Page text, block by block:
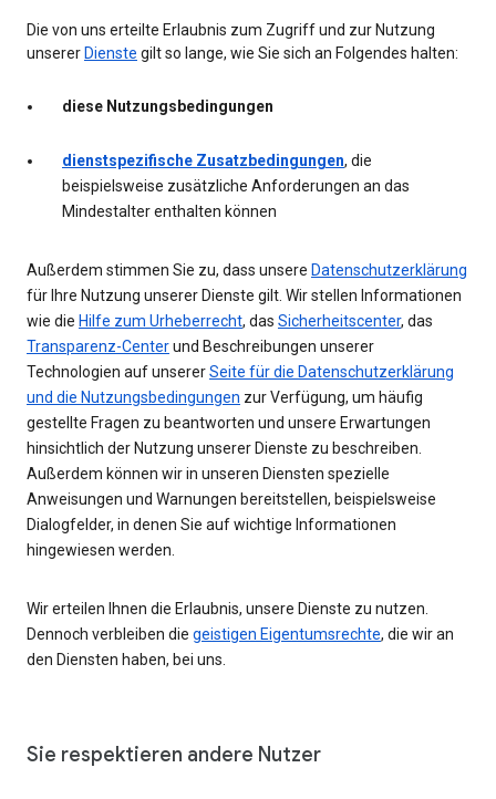
Die von uns erteilte Erlaubnis zum Zugriff und zur Nutzung
unsererDienste gilt so lange, wie Sie sich an Folgendes halten:
diese Nutzungsbedingungen
dienstspezifische Zusatzbedingungen, die
beispielsweise zusätzliche Anforderungen an das
Mindestalter enthalten können
Außerdem stimmen Sie zu, dass unsere Datenschutzerklärung
für Ihre Nutzung unserer Dienste gilt. Wir stellen Informationen
wie die Hilfe zum Urheberrecht, das Sicherheitscenter, das
Transparenz-Centerund Beschreibungen unserer
Technologien auf unsererSeite für die Datenschutzerklärung
und die Nutzungsbedingungen zur Verfügung, um häufig
gestellte Fragen zu beantworten und unsere Erwartungen
hinsichtlich der Nutzung unserer Dienste zu beschreiben.
Außerdem können wir in unseren Diensten spezielle
Anweisungen und Warnungen bereitstellen, beispielsweise
Dialogfelder, in denen Sie auf wichtige Informationen
hingewiesen werden.
Wir erteilen Ihnen die Erlaubnis, unsere Dienste zu nutzen.
Dennoch verbleiben die geistigen Eigentumsrechte, die wir an
den Diensten haben, bei uns.
Sie respektieren andere Nutzer